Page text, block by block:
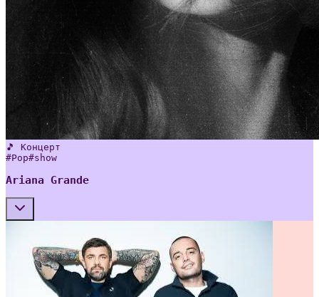
🎵 Концерт
#Pop#show
Ariana Grande